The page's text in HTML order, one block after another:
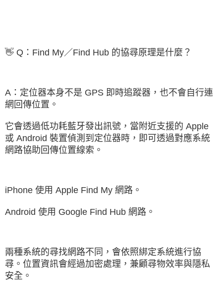
👋 Q：Find My／Find Hub 的協尋原理是什麼？
A：定位器本身不是 GPS 即時追蹤器，也不會自行連
網回傳位置。
它會透過低功耗藍牙發出訊號，當附近支援的 Apple
或 Android 裝置偵測到定位器時，即可透過對應系統
網路協助回傳位置線索。
iPhone 使用 Apple Find My 網路。
Android 使用 Google Find Hub 網路。
兩種系統的尋找網路不同，會依照綁定系統進行協
尋。位置資訊會經過加密處理，兼顧尋物效率與隱私
安全。